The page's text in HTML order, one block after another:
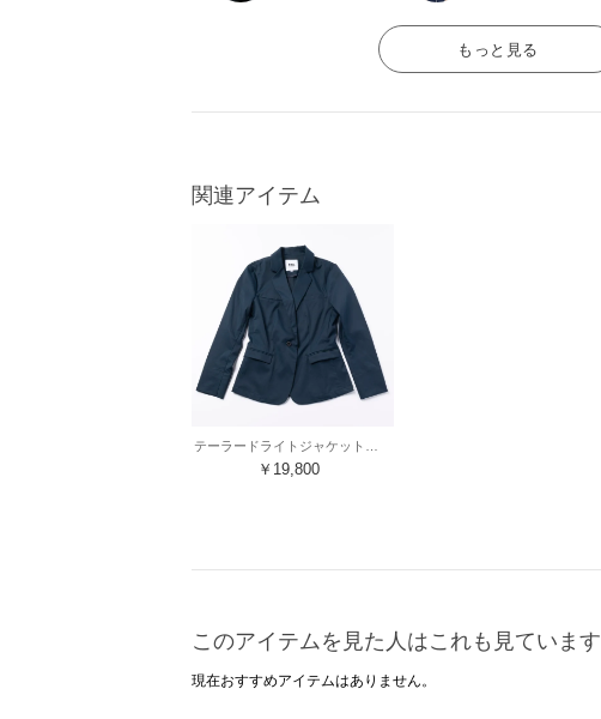
もっと見る
関連アイテム
￥19,800
このアイテムを見た人はこれも見ています
現在おすすめアイテムはありません。